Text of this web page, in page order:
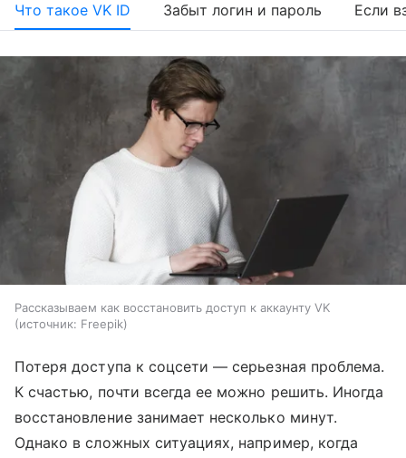
Что такое VK ID Забыт логин и пароль Если
Рассказываем как восстановить доступ к аккаунту VK
источник: Freepik
Потеря доступа к соцсети — серьезная проблема.
К счастью, почти всегда ее можно решить. Иногда
восстановление занимает несколько минут.
Однако в сложных ситуациях, например, когда